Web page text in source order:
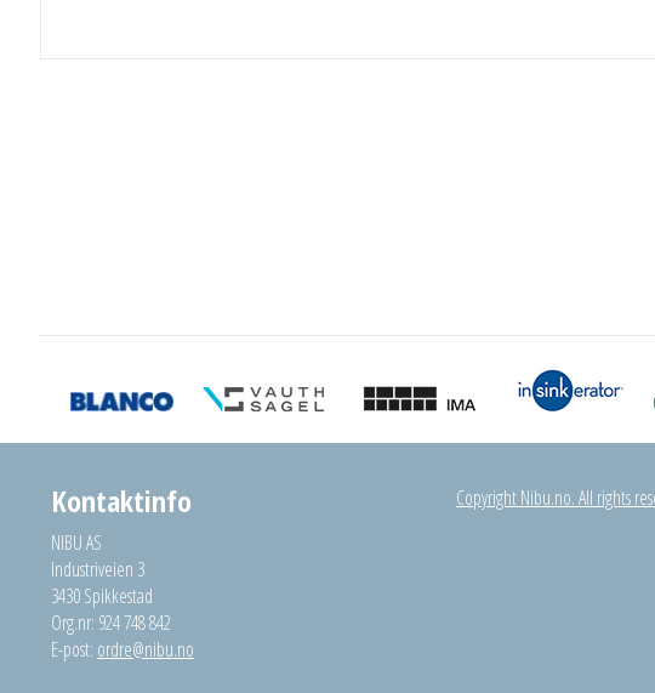
Kontaktinfo
NIBU AS
Industriveien 3
3430 Spikkestad
Org.nr: 924 748 842
E-post: ordre@nibu.no
Copyright Nibu.no. All rights